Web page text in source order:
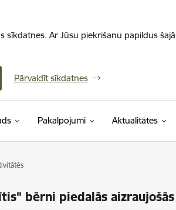
Ar Jūsu piekrišanu papildus
Pārvaldīt sīkdatnes
Pakalpojumi Aktualitātes
bērni piedalās